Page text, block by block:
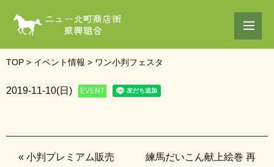
TOP > イベント情報 > ワン小判フェスタ
2019-11-10(日) EVENT
« 小判プレミアム販売
練馬だいこん献上絵巻 再